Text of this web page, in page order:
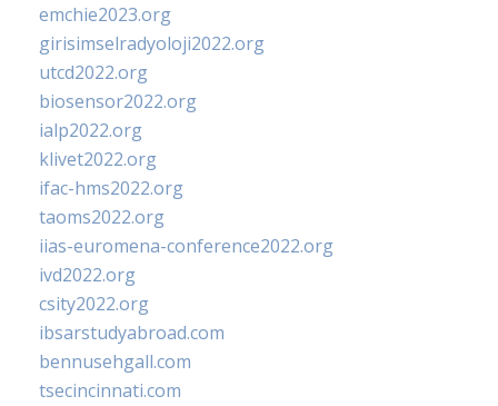
emchie2023.org
girisimselradyoloji2022.org
utcd2022.org
biosensor2022.org
ialp2022.org
klivet2022.org
ifac-hms2022.org
taoms2022.org
iias-euromena-conference2022.org
ivd2022.org
csity2022.org
ibsarstudyabroad.com
bennusehgall.com
tsecincinnati.com